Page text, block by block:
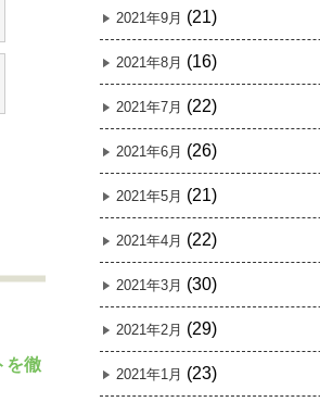
を徹
2021年9月 (21)
2021年8月 (16)
2021年7月 (22)
2021年6月 (26)
2021年5月 (21)
2021年4月 (22)
2021年3月 (30)
2021年2月 (29)
2021年1月 (23)